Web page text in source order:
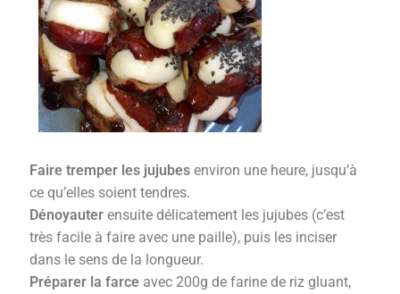
Faire tremper les jujubesenviron une heure, jusqu’à
ce qu’elles soient tendres.
Dénoyauterensuite délicatement les jujubes (c’est
très facile à faire avec une paille), puis les inciser
dans le sens de la longueur.
Préparer la farce avec 200g de farine de riz gluant,